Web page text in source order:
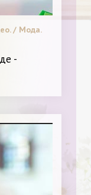
/ Мода.
-